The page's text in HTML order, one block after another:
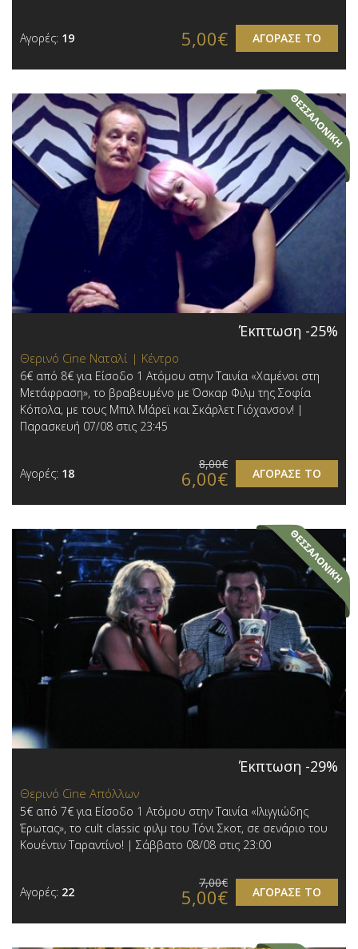
Αγορές: 19 ΑΓΟΡΑΣΕ ΤΟ
5,00€
Έκπτωση -25%
Θερινό Cine Ναταλί | Κέντρο
6€ από 8€ για Είσοδο 1 Ατόμου στην Ταινία «Χαμένοι στη
Μετάφραση», το βραβευμένο με Όσκαρ Φιλμ της Σοφία
Κόπολα, με τους Μπιλ Μάρεϊ και Σκάρλετ Γιόχανσον! |
Παρασκευή 07/08 στις 23:45
Αγορές: 18 ΑΓΟΡΑΣΕ ΤΟ
8,00€
6,00€
Έκπτωση -29%
Θερινό Cine Απόλλων
5€ από 7€ για Είσοδο 1 Ατόμου στην Ταινία «Ιλιγγιώδης
Έρωτας», το cult classic φιλμ του Τόνι Σκοτ, σε σενάριο του
Κουέντιν Ταραντίνο! | Σάββατο 08/08 στις 23:00
Αγορές: 22 ΑΓΟΡΑΣΕ ΤΟ
7,00€
5,00€